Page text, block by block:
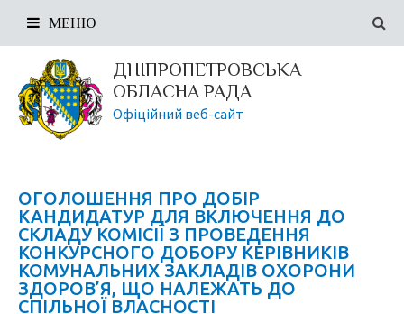
ДНІПРОПЕТРОВСЬКА
ОБЛАСНА РАДА
Офіційний веб-сайт
МЕНЮ
ОГОЛОШЕННЯ ПРО ДОБІР
КАНДИДАТУР ДЛЯ ВКЛЮЧЕННЯ ДО
СКЛАДУ КОМІСІЇ З ПРОВЕДЕННЯ
КОНКУРСНОГО ДОБОРУ КЕРІВНИКІВ
КОМУНАЛЬНИХ ЗАКЛАДІВ ОХОРОНИ
ЗДОРОВ’Я, ЩО НАЛЕЖАТЬ ДО
СПІЛЬНОЇ ВЛАСНОСТІ